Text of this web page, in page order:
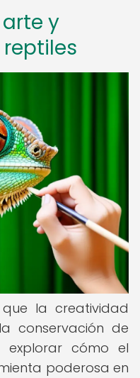
y
la creatividad
conservación de
explorar cómo el
poderosa en